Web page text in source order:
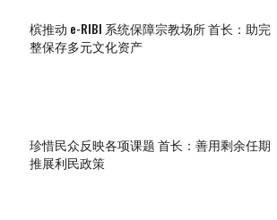
槟推动 e-RIBI 系统保障宗教场所 首长：助完
整保存多元文化资产
珍惜民众反映各项课题 首长：善用剩余任期
推展利民政策